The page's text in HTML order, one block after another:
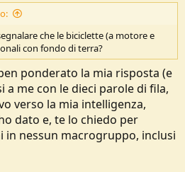
che le biciclette (a motore e
con fondo di terra?
ponderato la mia risposta (e
me con le dieci parole di fila,
verso la mia intelligenza,
dato e, te lo chiedo per
in nessun macrogruppo, inclusi